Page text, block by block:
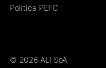
Politica PEFC
© 2026ALI SpA